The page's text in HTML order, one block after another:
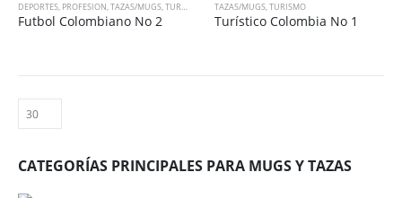
DEPORTES, PROFESION,TAZAS/MUGS,TURISMO
Futbol Colombiano No 2
TAZAS/MUGS,TURISMO
Turístico Colombia No 1
CATEGORÍAS PRINCIPALES PARA MUGS Y TAZAS